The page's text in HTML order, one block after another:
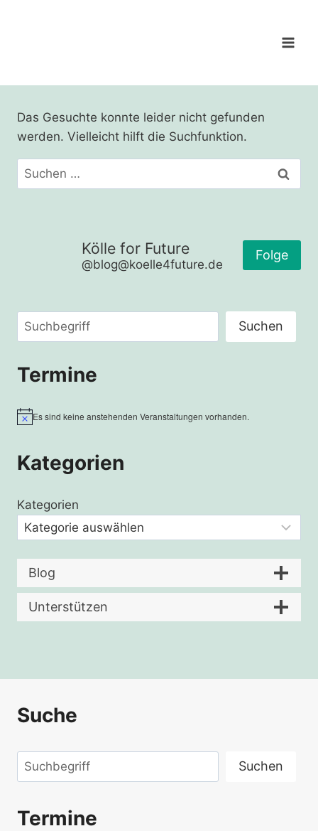
Das Gesuchte konnte leider nicht gefunden
werden. Vielleicht hilft die Suchfunktion.
Suchen
nach:
Kölle for Future
@blog@koelle4future.de
Folge
Suchen Suchen
Termine
HinweisEs sind keine anstehenden Veranstaltungen vorhanden.
Kategorien
Kategorien
Blog
Unterstützen
Suche
Suchen Suchen
Termine